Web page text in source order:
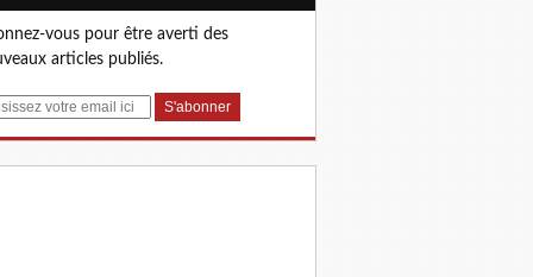
vous pour être averti des
articles publiés.